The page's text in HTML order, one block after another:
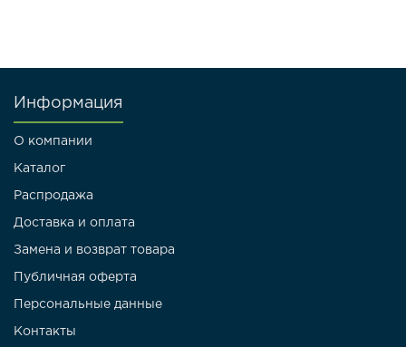
Информация
О компании
Каталог
Распродажа
Доставка и оплата
Замена и возврат товара
Публичная оферта
Персональные данные
Контакты